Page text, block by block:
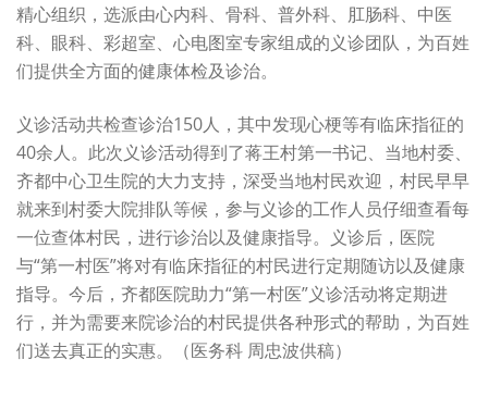
精心组织，选派由心内科、骨科、普外科、肛肠科、中医
科、眼科、彩超室、心电图室专家组成的义诊团队，为百姓
们提供全方面的健康体检及诊治。
义诊活动共检查诊治150人，其中发现心梗等有临床指征的
40余人。此次义诊活动得到了蒋王村第一书记、当地村委、
齐都中心卫生院的大力支持，深受当地村民欢迎，村民早早
就来到村委大院排队等候，参与义诊的工作人员仔细查看每
一位查体村民，进行诊治以及健康指导。义诊后，医院
与“第一村医”将对有临床指征的村民进行定期随访以及健康
指导。今后，齐都医院助力“第一村医”义诊活动将定期进
行，并为需要来院诊治的村民提供各种形式的帮助，为百姓
们送去真正的实惠。（医务科 周忠波供稿）